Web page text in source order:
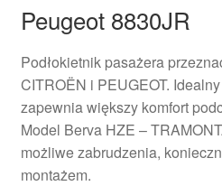
Peugeot 8830JR
Podłokietnik pasażera
CITROËN i PEUGEOT.
zapewnia większy komfort
Model Berva HZE –
możliwe zabrudzenia,
montażem.